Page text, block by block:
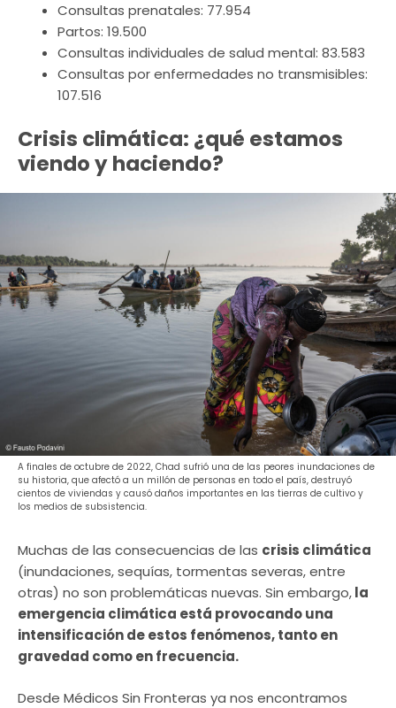
Consultas prenatales: 77.954
Partos: 19.500
Consultas individuales de salud mental: 83.583
Consultas por enfermedades no transmisibles:
107.516
Crisis climática: ¿qué estamos
viendo y haciendo?
A finales de octubre de 2022, Chad sufrió una de las peores inundaciones de
su historia, que afectó a un millón de personas en todo el país, destruyó
cientos de viviendas y causó daños importantes en las tierras de cultivo y
los medios de subsistencia.
Muchas de las consecuencias de las crisis climática
(inundaciones, sequías, tormentas severas, entre
otras) no son problemáticas nuevas. Sin embargo,la
emergencia climática está provocando una
intensificación de estos fenómenos, tanto en
gravedad como en frecuencia.
Desde Médicos Sin Fronteras ya nos encontramos